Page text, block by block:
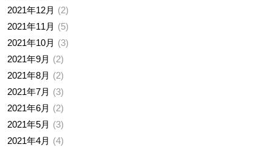
2021年12月
2
2021年11月
5
2021年10月
3
2021年9月
2
2021年8月
2
2021年7月
3
2021年6月
2
2021年5月
3
2021年4月
4